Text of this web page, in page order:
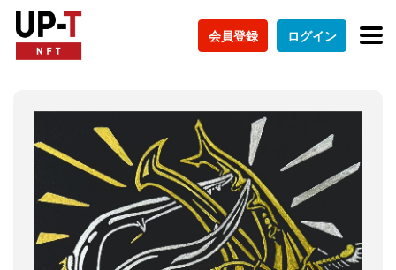
会員登録 ログイン